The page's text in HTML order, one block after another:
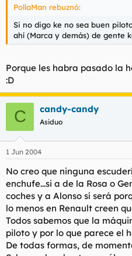
PollaMan rebuznó:
Si no digo ke no sea buen
ahí (Marca y demás) de gente
Porque les habra pasado la
:D
C candy-candy
Asiduo
1 Jun 2004
No creo que ninguna
enchufe...si a de la Rosa o
coches y a Alonso sí será
lo menos en Renault creen
Todos sabemos que la
piloto y por lo que parece el
De todas formas, de